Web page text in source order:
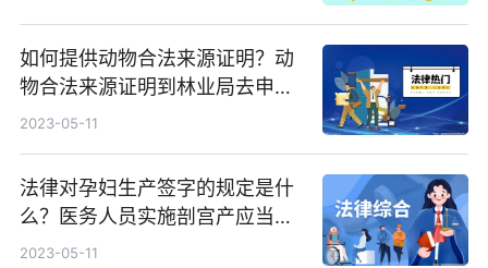
如何提供动物合法来源证明？动
物合法来源证明到林业局去申请
吗？
2023-05-11
法律对孕妇生产签字的规定是什
么？医务人员实施剖宫产应当首
先征得孕妇本人意见吗？
2023-05-11